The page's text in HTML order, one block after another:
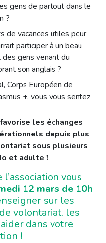
gens de partout dans le
?
de vacances utiles pour
participer à un beau
gens venant du
son anglais ?
Corps Européen de
+, vous vous sentez
les échanges
depuis plus
sous plusieurs
et adulte !
vous
12 mars de 10h
sur les
volontariat, les
dans votre
!